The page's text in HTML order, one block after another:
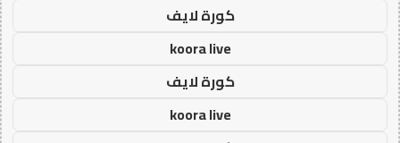
كورة لايف
koora live
كورة لايف
koora live